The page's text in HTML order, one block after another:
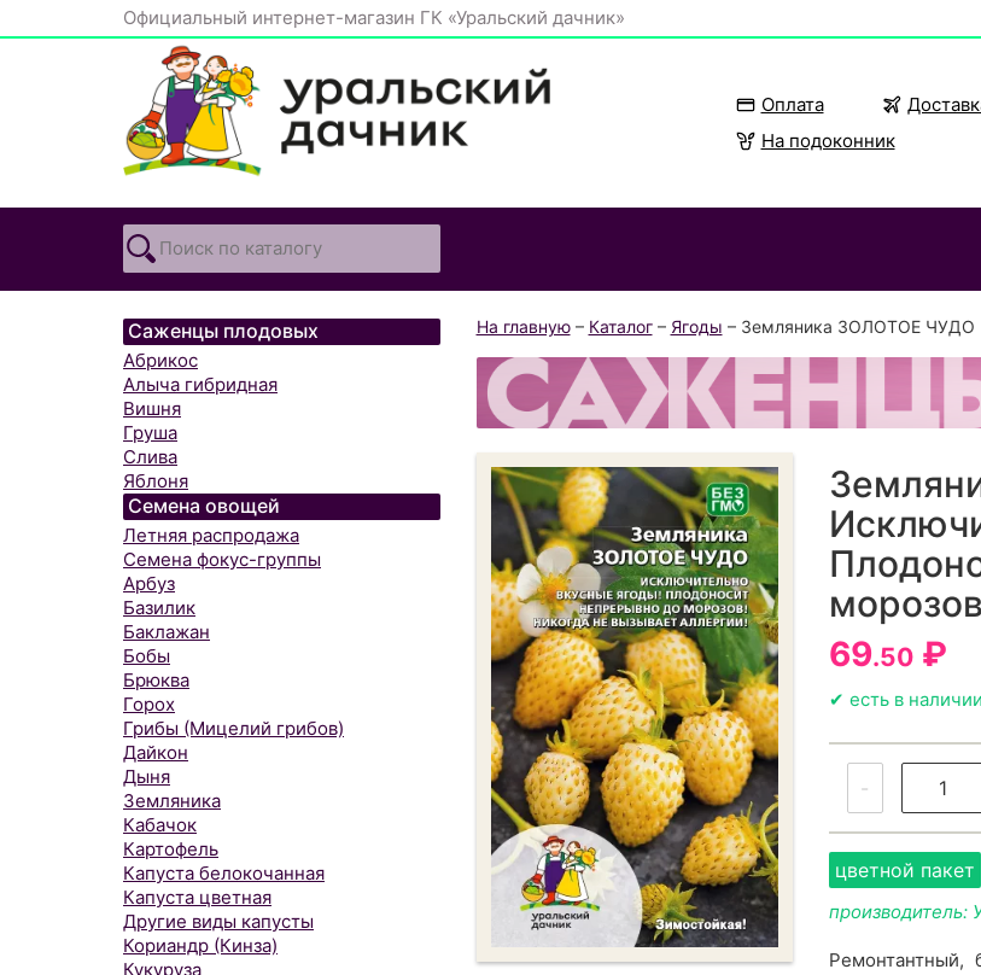
Официальный интернет-магазин ГК «Уральский дачник»
Оплата
На подоконник
Саженцы плодовых
Абрикос
Алыча гибридная
Вишня
Груша
Слива
Яблоня
Семена овощей
Летняя распродажа
Семена фокус-группы
Арбуз
Базилик
Баклажан
Бобы
Брюква
Горох
Грибы (Мицелий грибов)
Дайкон
Дыня
Земляника
Кабачок
Картофель
Капуста белокочанная
Капуста цветная
Другие виды капусты
Кориандр (Кинза)
Кукуруза
На главную– Каталог– Ягоды – Земляника ЗОЛОТОЕ ЧУДО
69.50₽
✔ есть в наличии
-
цветной пакет
производитель:
Ремонтантный,